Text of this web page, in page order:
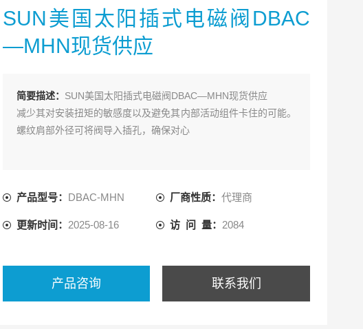
SUN美国太阳插式电磁阀DBAC
—MHN现货供应
简要描述： SUN美国太阳插式电磁阀DBAC—MHN现货供应
减少其对安装扭矩的敏感度以及避免其内部活动组件卡住的可能。
螺纹肩部外径可将阀导入插孔，确保对心
产品型号： DBAC-MHN 厂商性质：代理商
更新时间： 2025-08-16 访 问 量： 2084
产品咨询 联系我们